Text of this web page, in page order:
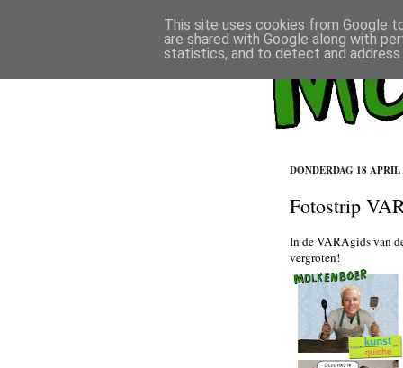
DONDERDAG 18 APRIL
Fotostrip
In de VARAgids van
vergroten!
This site uses cookies from Google
are shared with Google along with
statistics, and to detect and address